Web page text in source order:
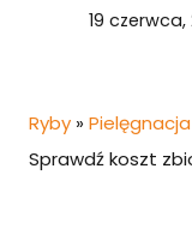
19 czerwca,
Ryby »
Sprawdź koszt